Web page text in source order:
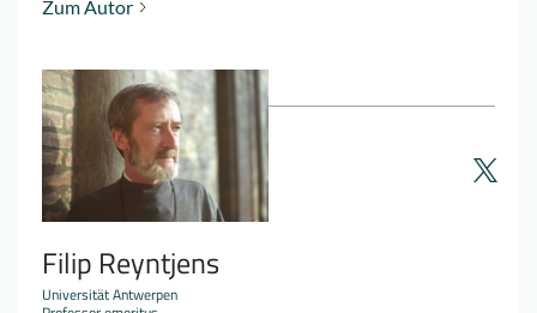
Zum Autor
Filip Reyntjens
Universität Antwerpen